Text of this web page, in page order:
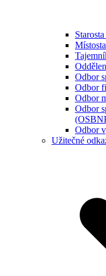
Odbor
Odbor
Odbor
Odbor
Odbor
Užitečné